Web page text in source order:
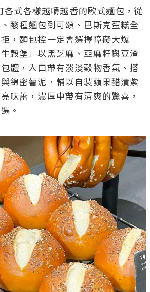
各式各樣越嚼越香的歐式麵包，從
酸種麵包到可頌、巴斯克蛋糕全
，麵包控一定會選擇障礙大爆
穀堡」以黑芝麻、亞麻籽與豆渣
體，入口帶有淡淡穀物香氣、搭
綿密薯泥，輔以自製蘋果醋漬紫
味蕾，濃厚中帶有清爽的驚喜，
。